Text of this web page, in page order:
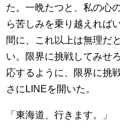
た。一晩たつと、私の心
ら苦しみを乗り越えれば
間に、これ以上は無理だ
い。限界に挑戦してみせ
応するように、限界に挑
さにLINEを開いた。
「東海道、行きます。」